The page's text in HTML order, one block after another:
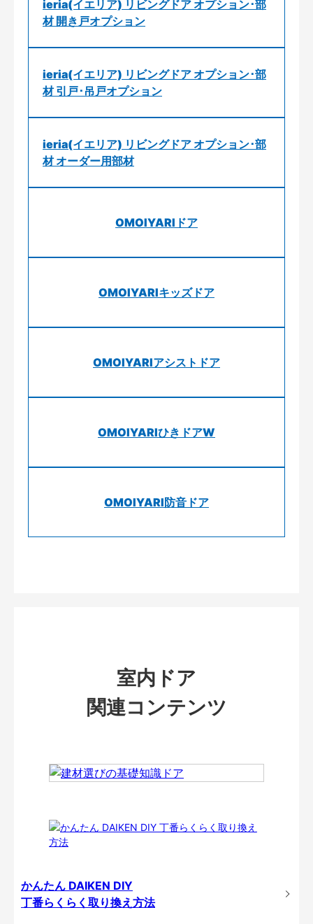
ieria(イエリア) リビングドア オプション･部
材 開き戸オプション
ieria(イエリア) リビングドア オプション･部
材 引戸･吊戸オプション
ieria(イエリア) リビングドア オプション･部
材 オーダー用部材
OMOIYARIドア
OMOIYARIキッズドア
OMOIYARIアシストドア
OMOIYARIひきドアW
OMOIYARI防音ドア
室内ドア
関連コンテンツ
かんたん DAIKEN DIY
丁番らくらく取り換え方法